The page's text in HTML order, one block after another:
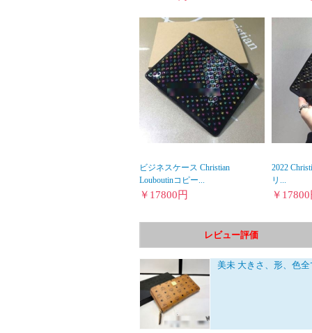
ビジネスケース Christian
Louboutinコピー...
￥ 17800円
2022
リ...
￥ 17800
レビュー評価
美未 大きさ、形、色